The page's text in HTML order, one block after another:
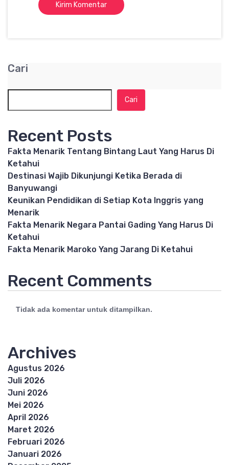
Cari
Cari
Recent Posts
Fakta Menarik Tentang Bintang Laut Yang Harus Di
Ketahui
Destinasi Wajib Dikunjungi Ketika Berada di
Banyuwangi
Keunikan Pendidikan di Setiap Kota Inggris yang
Menarik
Fakta Menarik Negara Pantai Gading Yang Harus Di
Ketahui
Fakta Menarik Maroko Yang Jarang Di Ketahui
Recent Comments
Tidak ada komentar untuk ditampilkan.
Archives
Agustus 2026
Juli 2026
Juni 2026
Mei 2026
April 2026
Maret 2026
Februari 2026
Januari 2026